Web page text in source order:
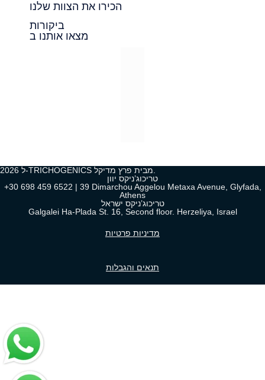
הכירו את הצוות שלנו
ביקורות
מצאו אותנו ב
טריכוג’ניקס יוון
+30 698 459 6522 | 39 Dimarchou Aggelou Metaxa Avenue, Glyfada,
Athens
טריכוג’ניקס ישראל
Galgalei Ha-Plada St. 16, Second floor. Herzeliya, Israel
מדיניות פרטיות
תנאים והגבלות